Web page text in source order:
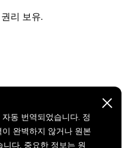
동 번역되었습니다. 정
완벽하지 않거나 원본
다. 중요한 정보는 원
리 보유.